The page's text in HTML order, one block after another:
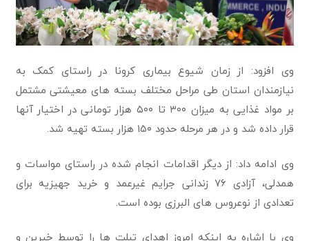
وی افزود: از زمان شیوع بیماری کرونا در راستای کمک به
نیازمندان استان طی مراحل مختلف بسته های معیشتی مشتمل
بر مواد غذایی به میزان ۳۰۰ تا ۵۰۰ هزار تومانی در اختیار آنها
قرار داده شد و در هر مرحله حدود ۱۵۰ هزار بسته تهیه شد.
وی ادامه داد: از دیگر اقدامات انجام شده در راستای مواسات و
همدلی، آزادی ۷۶ زندانی جرایم غیرعمد و خرید جهیزیه برای
تعدادی از نوعروس های البرزی بوده است.
وی با اشاره به اینکه امروز اهدای تبلت ها را توسط خیرین و